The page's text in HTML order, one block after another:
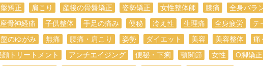
矯正 肩こり 産後の骨盤矯正 姿勢矯正 女性整体師 膝痛
全身バラ
座骨神経痛 子供整体 手足の痛み 便秘 冷え性 生理痛 全身疲労
テ
のゆがみ 無痛 腰痛・肩こり 姿勢 ダイエット 美容 美容整体
痛
顔トリートメント アンチエイジング 便秘・下痢 顎関節 女性
O脚矯正